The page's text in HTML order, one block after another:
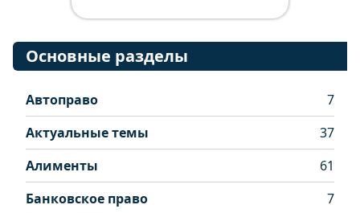
Основные разделы
Автоправо
7
Актуальные темы
37
Алименты
61
Банковское право
7